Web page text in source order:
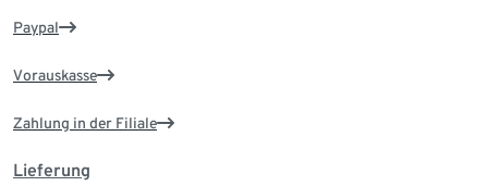
Paypal
Vorauskasse
Zahlung in der Filiale
Lieferung